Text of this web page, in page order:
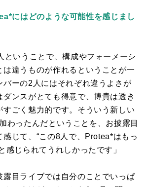
にはどのような可能性を感じまし
ということで、構成やフォーメーシ
は違うものが作れるということが一
バーの2人にはそれぞれ違うよさが
ダンスがとても得意で、博貴は透き
すごく魅力的です。そういう新しい
わったんだということを、お披露目
じて、“この8人で、
Protea*はもっ
感じられてうれしかったです」
露目ライブでは自分のことでいっぱ